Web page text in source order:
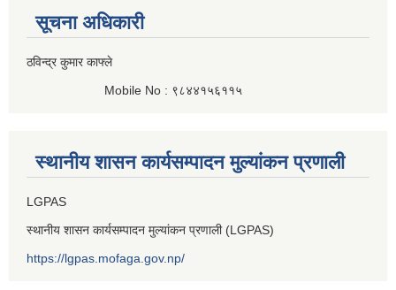
सूचना अधिकारी
ठविन्द्र कुमार काफ्ले
Mobile No : ९८४४१५६११५
स्थानीय शासन कार्यसम्पादन मुल्यांकन प्रणाली
LGPAS
स्थानीय शासन कार्यसम्पादन मुल्यांकन प्रणाली (LGPAS)
https://lgpas.mofaga.gov.np/